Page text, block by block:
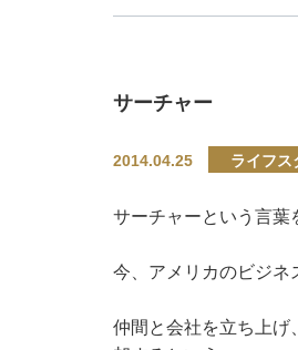
サーチャー
2014.04.25 ライフス
サーチャーという言葉
今、アメリカのビジネ
仲間と会社を立ち上げ